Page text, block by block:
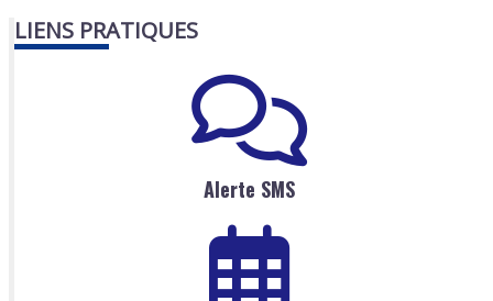
LIENS PRATIQUES
Alerte SMS